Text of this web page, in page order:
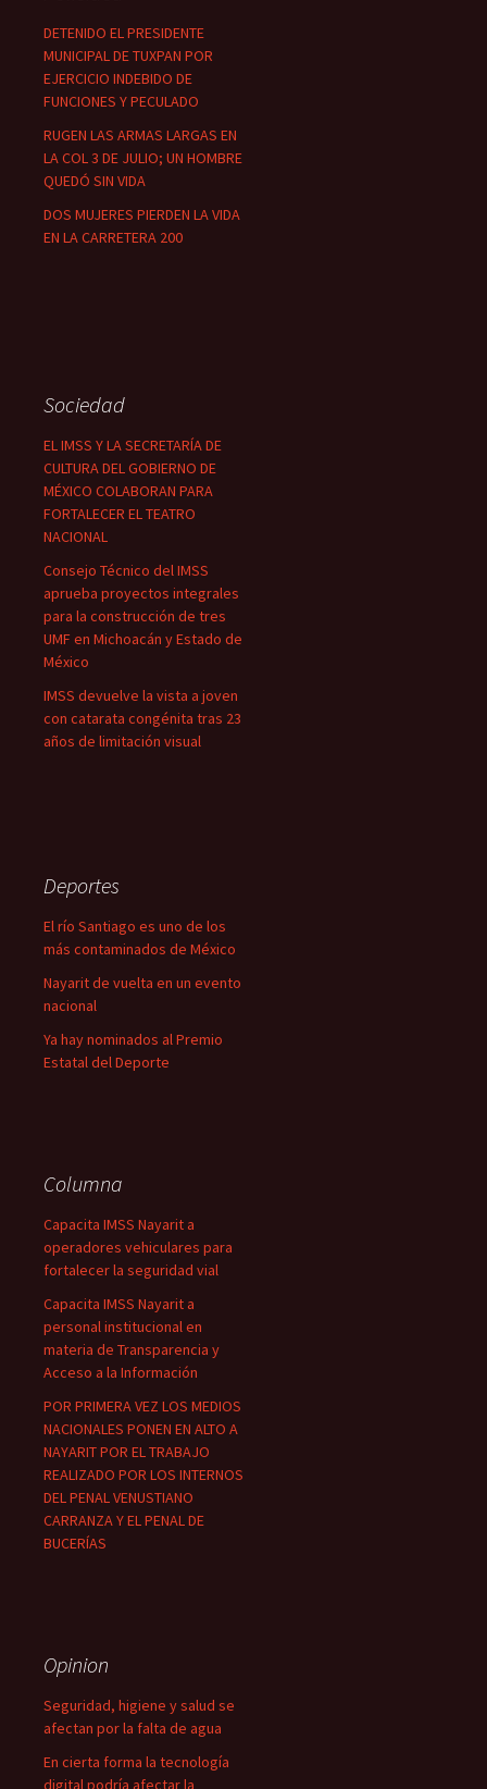
DETENIDO EL PRESIDENTE
MUNICIPAL DE TUXPAN POR
EJERCICIO INDEBIDO DE
FUNCIONES Y PECULADO
RUGEN LAS ARMAS LARGAS EN
LA COL 3 DE JULIO; UN HOMBRE
QUEDÓ SIN VIDA
DOS MUJERES PIERDEN LA VIDA
EN LA CARRETERA 200
Sociedad
EL IMSS Y LA SECRETARÍA DE
CULTURA DEL GOBIERNO DE
MÉXICO COLABORAN PARA
FORTALECER EL TEATRO
NACIONAL
Consejo Técnico del IMSS
aprueba proyectos integrales
para la construcción de tres
UMF en Michoacán y Estado de
México
IMSS devuelve la vista a joven
con catarata congénita tras 23
años de limitación visual
Deportes
El río Santiago es uno de los
más contaminados de México
Nayarit de vuelta en un evento
nacional
Ya hay nominados al Premio
Estatal del Deporte
Columna
Capacita IMSS Nayarit a
operadores vehiculares para
fortalecer la seguridad vial
Capacita IMSS Nayarit a
personal institucional en
materia de Transparencia y
Acceso a la Información
POR PRIMERA VEZ LOS MEDIOS
NACIONALES PONEN EN ALTO A
NAYARIT POR EL TRABAJO
REALIZADO POR LOS INTERNOS
DEL PENAL VENUSTIANO
CARRANZA Y EL PENAL DE
BUCERÍAS
Opinion
Seguridad, higiene y salud se
afectan por la falta de agua
En cierta forma la tecnología
digital podría afectar la